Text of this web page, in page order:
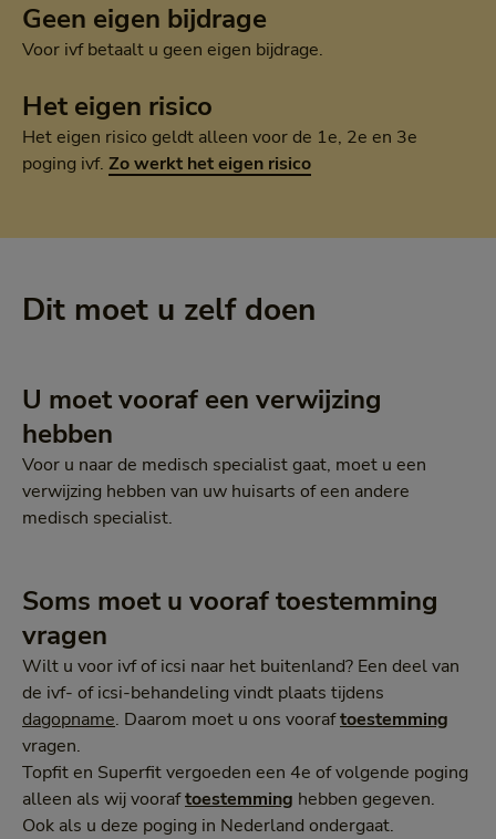
Geen eigen bijdrage
Voor ivf betaalt u geen eigen bijdrage.
Het eigen risico
Het eigen risico geldt alleen voor de 1e, 2e en 3e
poging ivf. Zo werkt het eigen risico
Dit moet u zelf doen
U moet vooraf een verwijzing
hebben
Voor u naar de medisch specialist gaat, moet u een
verwijzing hebben van uw huisarts of een andere
medisch specialist.
Soms moet u vooraf toestemming
vragen
Wilt u voor ivf of icsi naar het buitenland? Een deel van
de ivf- of icsi-behandeling vindt plaats tijdens
dagopname. Daarom moet u ons vooraftoestemming
vragen.
Topfit en Superfit vergoeden een 4e of volgende poging
alleen als wij vooraftoestemming hebben gegeven.
Ook als u deze poging in Nederland ondergaat.